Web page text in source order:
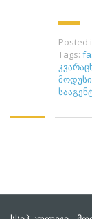
Posted
Tags:
მოდუსი